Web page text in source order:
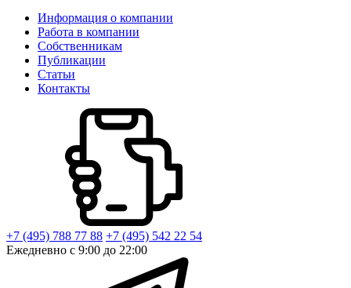
Информация о компании
Работа в компании
Собственникам
Публикации
Статьи
Контакты
+7 (495) 788 77 88 +7 (495) 542 22 54
Ежедневно с 9:00 до 22:00